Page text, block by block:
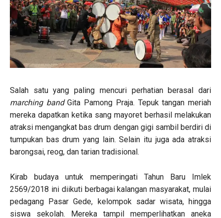
Salah satu yang paling mencuri perhatian berasal dari
marching bandGita Pamong Praja. Tepuk tangan meriah
mereka dapatkan ketika sang mayoret berhasil melakukan
atraksi mengangkat bas drum dengan gigi sambil berdiri di
tumpukan bas drum yang lain. Selain itu juga ada atraksi
barongsai, reog, dan tarian tradisional.
Kirab budaya untuk memperingati Tahun Baru Imlek
2569/2018 ini diikuti berbagai kalangan masyarakat, mulai
pedagang Pasar Gede, kelompok sadar wisata, hingga
siswa sekolah. Mereka tampil memperlihatkan aneka